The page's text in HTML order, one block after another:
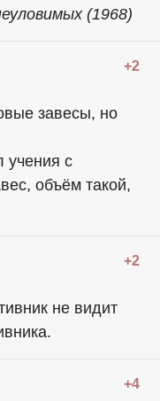
(1968)
+2
завесы, но
учения с
объём такой,
+2
не видит
+4